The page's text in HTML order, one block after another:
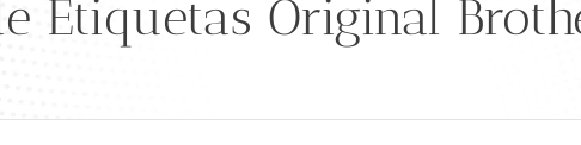
Etiquetas Original